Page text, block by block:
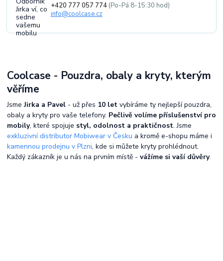
+420 777 057 774 (Po-Pá 8-15:30 hod)
info@coolcase.cz
Coolcase - Pouzdra, obaly a kryty, kterým
věříme
JsmeJirka a Pavel - už přes 10 let vybíráme ty nejlepší pouzdra,
obaly a kryty pro vaše telefony. Pečlivě volíme příslušenství pro
mobily, které spojuje styl, odolnost a praktičnost. Jsme
exkluzivní distributor Mobiwear v Česku a kromě e-shopu máme i
kamennou prodejnu v Plzni, kde si můžete kryty prohlédnout.
Každý zákazník je u nás na prvním místě - vážíme si vaší důvěry.